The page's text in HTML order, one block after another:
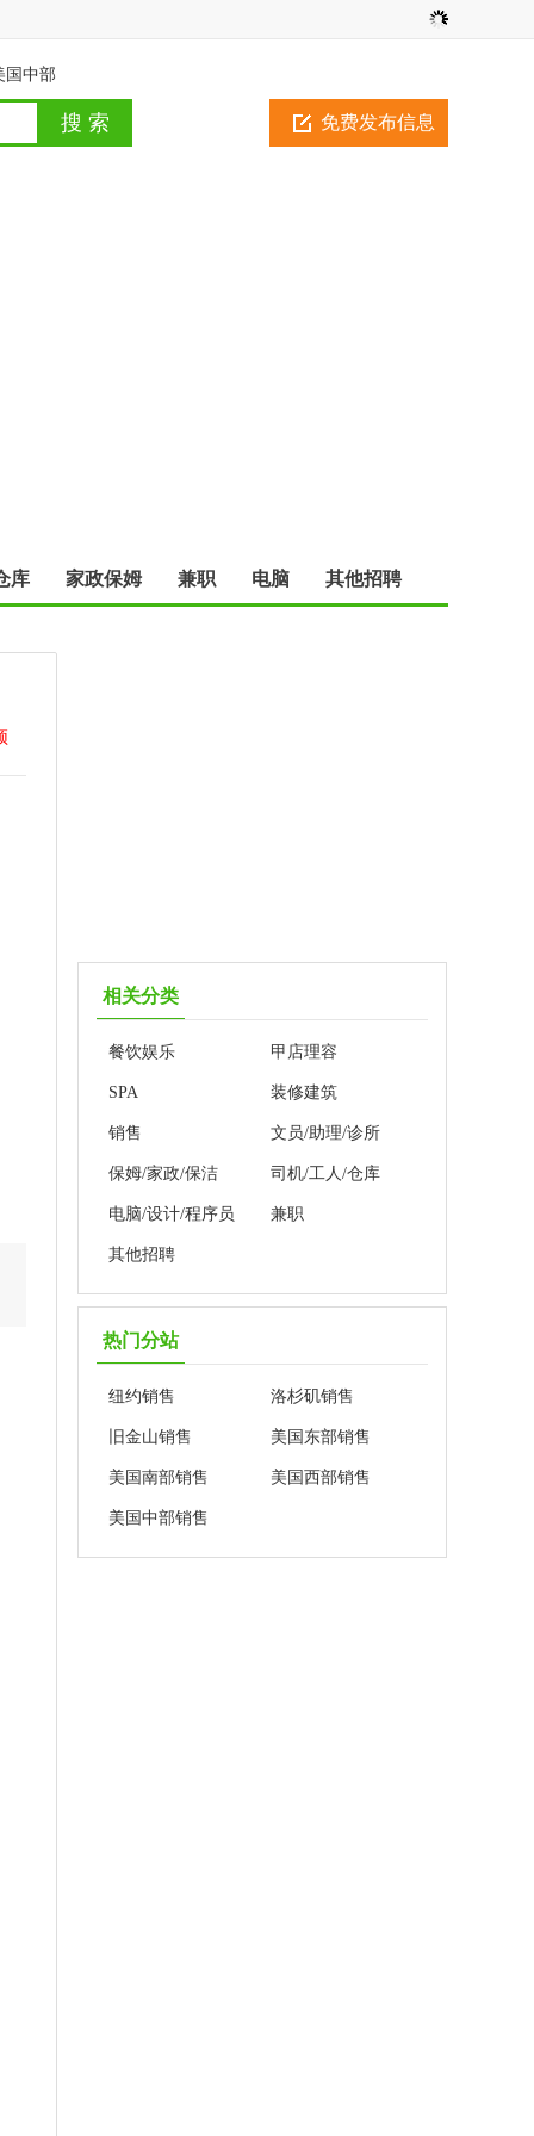
免费发布信息
国中部
库 家政保姆 兼职 电脑 其他招聘
相关分类
餐饮娱乐 甲店理容
SPA 装修建筑
销售 文员/助理/诊所
保姆/家政/保洁 司机/工人/仓库
电脑/设计/程序员 兼职
其他招聘
热门分站
纽约销售 洛杉矶销售
旧金山销售 美国东部销售
美国南部销售 美国西部销售
美国中部销售